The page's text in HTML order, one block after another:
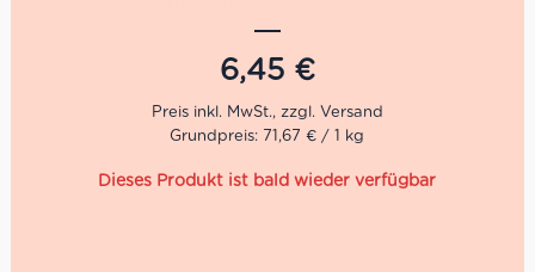
Das sardische Salz wird auf der wunderschönen
Urlaubsinsel Sardinien kreiert.
Der am Fuße des Berges Liuru in einem von Wildbächen
durchzogenen Tal im Süd-Westen Sardiniens gelegene
Betrieb Bresca Dorada hat sich ausserdem darauf
fokussiert, die intensiven, typischen Düfte der
Mittelmeerinsel in verschiedenen Likören einzufangen,
die ebenso köstlich wie naturrein sind. Kaktusfeige,
6,45 €
Grundpreis: 71,67 € / 1 kg
Dieses Produkt ist bald wieder verfügbar